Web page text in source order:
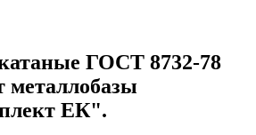
ГОСТ 8732-78
металлобазы
ЕК".